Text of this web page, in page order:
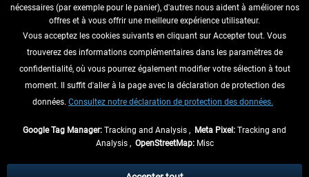
RENONCER AU CONTRAT ICI
INFORMATIONS
NE MANQUEZ PAS LES DERNIÈRES
échéant, frais de remboursement, si aucune description contraire.
nécessaires (par exemple pour le panier), d'autres nous aident à améliorer nos
offres et à vous offrir une meilleure expérience utilisateur.
Vous acceptez les cookies suivants en cliquant sur Accepter tout. Vous
trouverez des informations complémentaires dans les paramètres de
confidentialité, où vous pourrez également modifier votre sélection à tout
moment. Il suffit d'aller à la page avec la déclaration de protection des
données. Consultez notre déclaration de protection des données.
Google Tag Manager: Tracking and Analysis , Meta Pixel: Tracking and
Analysis , OpenStreetMap:Misc